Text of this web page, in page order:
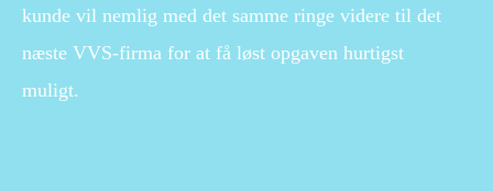
kunde vil nemlig med det samme ringe videre til det
næste VVS-firma for at få løst opgaven hurtigst
muligt.